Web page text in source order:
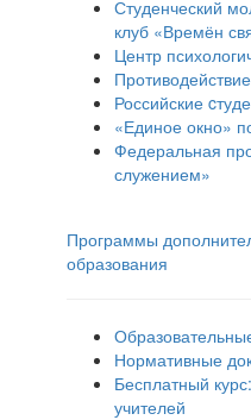
Студенческий
клуб «Времён
Центр
Российские
«Единое окно»
Федеральная
служением»
Программы
образования
Нормативные
Бесплатный
учителей